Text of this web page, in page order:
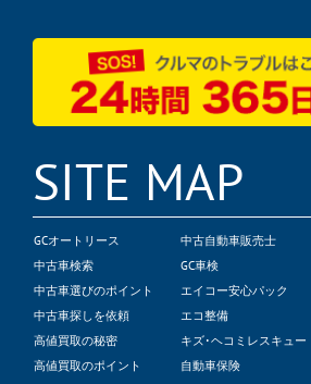
SITE MAP
GCオートリース
中古車検索
中古車選びのポイント
中古車探しを依頼
高値買取の秘密
高値買取のポイント
中古自動車販売士
GC車検
エイコー安心パック
エコ整備
キズ･ヘコミレスキュー
自動車保険